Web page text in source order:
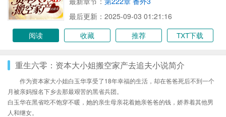
最后更新：2025-09-03 01:21:16
阅读
收藏 推荐 TXT下载
重生六零：资本大小姐搬空家产去追夫小说简介
作为资本家大小姐白玉华享受了18年幸福的生活，却在爸爸死后不到一个
月被亲妈报名下乡去那最艰苦的黑省兵团。
白玉华在黑省吃不饱穿不暖，她的亲生母亲花着她亲爸爸的钱，娇养着其他男
人和继女。